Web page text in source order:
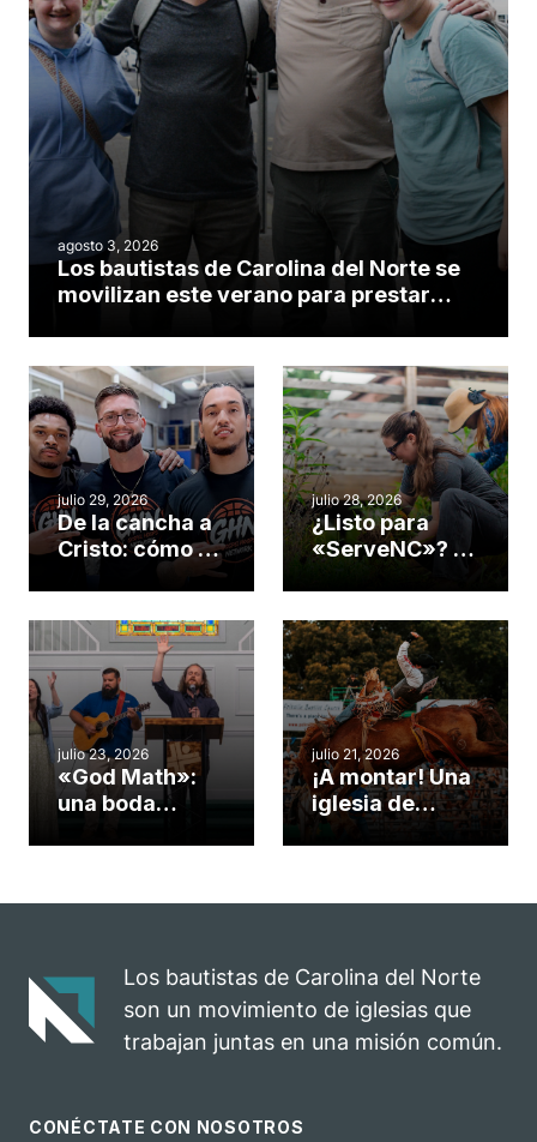
agosto 3, 2026
Los bautistas de Carolina del Norte se
movilizan este verano para prestar
julio 29, 2026
De la cancha a
Cristo: cómo el
gimnasio de
Cary se
convirtió en un
insólito campo
misionero te
cuento
julio 28, 2026
¿Listo para
«ServeNC»? 4
obra de Dios
durante la
Semana
ServeNC
julio 23, 2026
«God Math»:
una boda
celebra el
julio 21, 2026
¡A montar! Una
iglesia de
rodeo anual en
para el
ministerio
Los bautistas de Carolina del Norte
son un movimiento de iglesias que
trabajan juntas en una misión común.
CONÉCTATE CON NOSOTROS